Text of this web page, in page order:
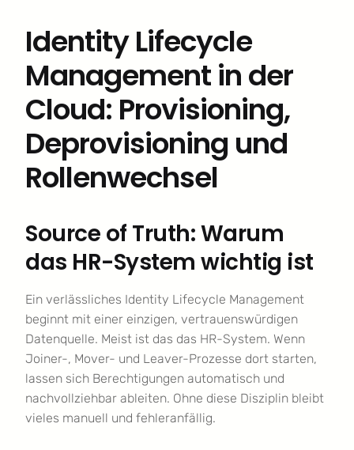
Identity Lifecycle
Management in der
Cloud: Provisioning,
Deprovisioning und
Rollenwechsel
Source of Truth: Warum
das HR-System wichtig ist
Ein verlässliches Identity Lifecycle Management
beginnt mit einer einzigen, vertrauenswürdigen
Datenquelle. Meist ist das das HR-System. Wenn
Joiner-, Mover- und Leaver-Prozesse dort starten,
lassen sich Berechtigungen automatisch und
nachvollziehbar ableiten. Ohne diese Disziplin bleibt
vieles manuell und fehleranfällig.